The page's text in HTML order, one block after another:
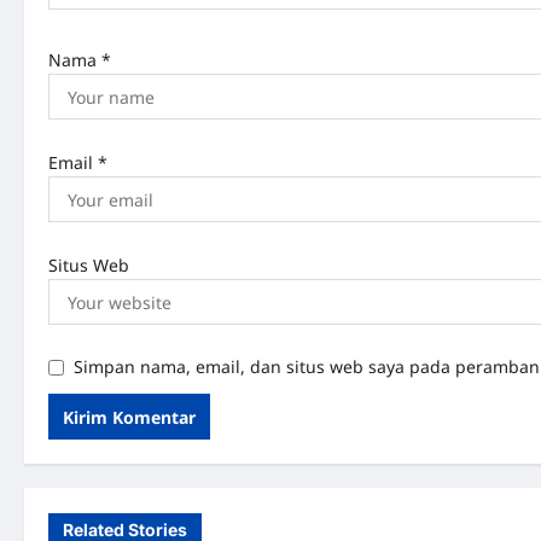
o
n
Nama *
Email *
Situs Web
Simpan nama, email, dan situs web saya pada
Related Stories